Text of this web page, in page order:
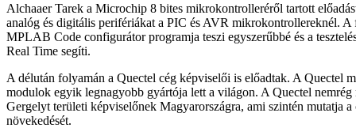
Alchaaer Tarek a Microchip 8 bites mikrokontrolleréről tartott
analóg és digitális perifériákat a PIC és AVR mikrokontrollereknél. A
MPLAB Code configurátor programja teszi egyszerűbbé és a
Real Time segíti.
A délután folyamán a Quectel cég képviselői is előadtak. A Quectel
modulok egyik legnagyobb gyártója lett a világon. A Quectel
Gergelyt területi képviselőnek Magyarországra, ami szintén mutatja a
növekedését.